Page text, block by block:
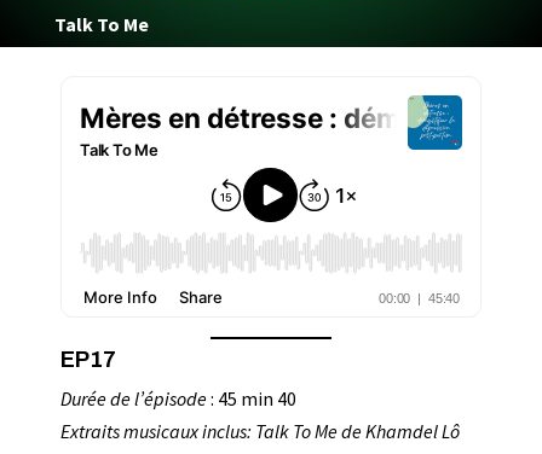
Talk To Me
EP17
Durée de l’épisode: 45 min 40
Extraits musicaux inclus: Talk To Me de Khamdel Lô